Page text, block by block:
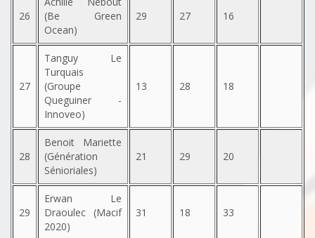
26
(Be Green
Ocean)
29 27 16
27
Tanguy Le
Turquais
(Groupe
Queguiner -
Innoveo)
13 28 18
28
Benoit Mariette
(Génération
Sénioriales)
21 29 20
29
Erwan Le
Draoulec (Macif
2020)
31 18 33